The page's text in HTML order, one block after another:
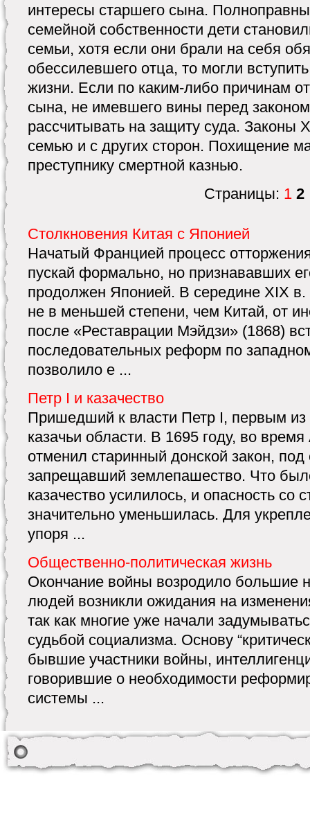
интересы старшего сына.
семейной собственности дети
семьи, хотя если они брали на себя
обессилевшего отца, то могли
жизни. Если по каким-либо причинам
сына, не имевшего вины перед
рассчитывать на защиту суда.
семью и с других сторон. Похищение
преступнику смертной казнью.
Страницы: 1 2
Столкновения Китая с Японией
Начатый Францией процесс
пускай формально, но признававших
продолжен Японией. В середине XIX
не в меньшей степени, чем Китай, от
после «Реставрации Мэйдзи» (1868)
последовательных реформ по
позволило е ...
Петр I и казачество
Пришедший к власти Петр I, первым из
казачьи области. В 1695 году, во
отменил старинный донской закон,
запрещавший землепашество. Что
казачество усилилось, и опасность со
значительно уменьшилась. Для
упоря ...
Общественно-политическая жизнь
Окончание войны возродило большие
людей возникли ожидания на
так как многие уже начали
судьбой социализма. Основу
бывшие участники войны,
говорившие о необходимости
системы ...